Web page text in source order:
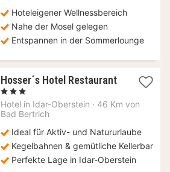
Hoteleigener Wellnessbereich
Nahe der Mosel gelegen
Entspannen in der Sommerlounge
Hosser´s Hotel Restaurant
3
Nächte
ab
€
, 3 Sterne
Hotel in Idar-Oberstein · 46 Km von
Bad Bertrich
Ideal für Aktiv- und Natururlaube
Kegelbahnen & gemütliche Kellerbar
Perfekte Lage in Idar-Oberstein